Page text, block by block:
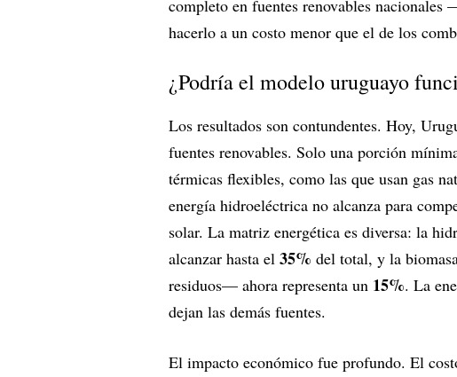
completo en fuentes renovables
hacerlo a un costo menor que el de los
¿Podría el modelo uruguayo
Los resultados son contundentes. Hoy,
fuentes renovables. Solo una porción
térmicas flexibles, como las que usan gas
energía hidroeléctrica no alcanza para
solar. La matriz energética es diversa: la
alcanzar hasta el 35% del total, y la
residuos— ahora representa un 15%. La
dejan las demás fuentes.
El impacto económico fue profundo. El